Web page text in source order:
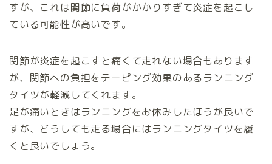
すが、これは関節に負荷がかかりすぎて炎症を起こし
ている可能性が高いです。
関節が炎症を起こすと痛くて走れない場合もあります
が、関節への負担をテーピング効果のあるランニング
タイツが軽減してくれます。
足が痛いときはランニングをお休みしたほうが良いで
すが、どうしても走る場合にはランニングタイツを履
くと良いでしょう。